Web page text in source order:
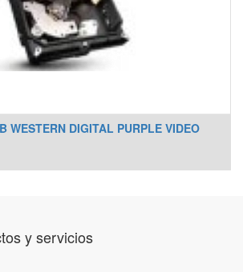
WESTERN DIGITAL PURPLE VIDEO
y servicios